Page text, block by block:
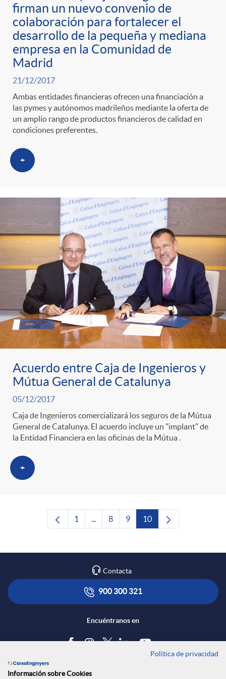
r
o
C
a
t
e
g
o
i
a
s
n
i
d
o
s
firman un nuevo convenio de
colaboración para fortalecer el
desarrollo de la pequeña y mediana
empresa en la Comunidad de
Madrid
21/12/2017
Ambas entidades financieras ofrecen una financiación a
las pymes y autónomos madrileños mediante la oferta de
un amplio rango de productos financieros de calidad en
condiciones preferentes.
+
Acuerdo entre Caja de Ingenieros y
Mútua General de Catalunya
05/12/2017
Caja de Ingenieros comercializará los seguros de la Mútua
General de Catalunya. El acuerdo incluye un "implant" de
la Entidad Financiera en las oficinas de la Mútua .
+
Página
1 Páginas intermedias Use TAB para
Página
8 Página
9 Página
10
Contacta
900 300 321
Encuéntranos en
Política de privacidad
Información sobre Cookies